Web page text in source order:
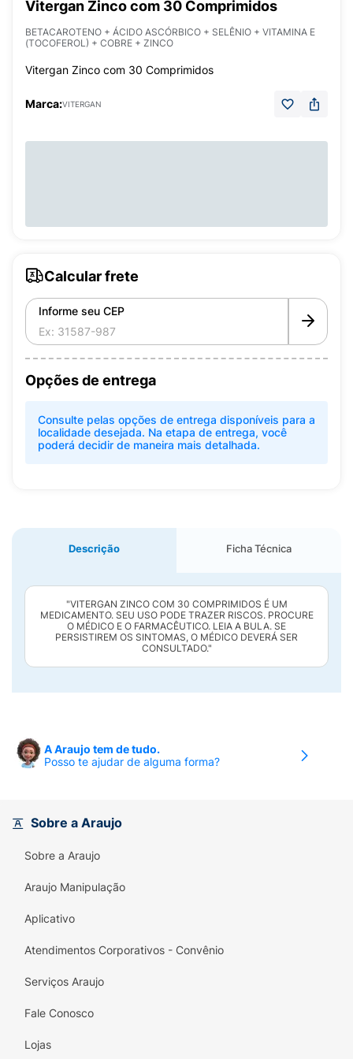
Vitergan Zinco com 30 Comprimidos
BETACAROTENO + ÁCIDO ASCÓRBICO + SELÊNIO + VITAMINA E
(TOCOFEROL) + COBRE + ZINCO
Vitergan Zinco com 30 Comprimidos
Marca:VITERGAN
Calcular frete
Informe seu CEP
Opções de entrega
Consulte pelas opções de entrega disponíveis para a
localidade desejada. Na etapa de entrega, você
poderá decidir de maneira mais detalhada.
Descrição Ficha Técnica
"VITERGAN ZINCO COM 30 COMPRIMIDOS É UM
MEDICAMENTO. SEU USO PODE TRAZER RISCOS. PROCURE
O MÉDICO E O FARMACÊUTICO. LEIA A BULA. SE
PERSISTIREM OS SINTOMAS, O MÉDICO DEVERÁ SER
CONSULTADO."
A Araujo tem de tudo.
Posso te ajudar de alguma forma?
Sobre a Araujo
Sobre a Araujo
Araujo Manipulação
Aplicativo
Atendimentos Corporativos - Convênio
Serviços Araujo
Fale Conosco
Lojas